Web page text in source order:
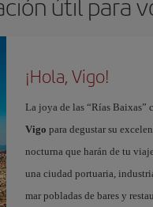
¡Hola, Vigo!
La joya de las “Rías Baixas”
Vigo para degustar su
nocturna que harán de tu
una ciudad portuaria,
mar pobladas de bares y